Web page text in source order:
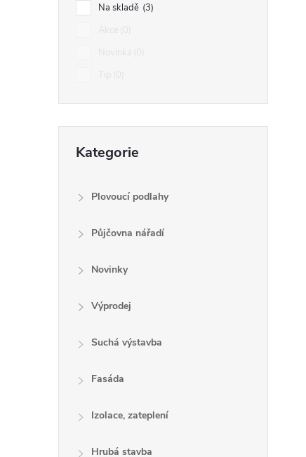
í
p
Na skladě 3
kategorie
Kategorie
Plovoucí podlahy
Půjčovna nářadí
Novinky
Výprodej
Suchá výstavba
Fasáda
Izolace, zateplení
Hrubá stavba